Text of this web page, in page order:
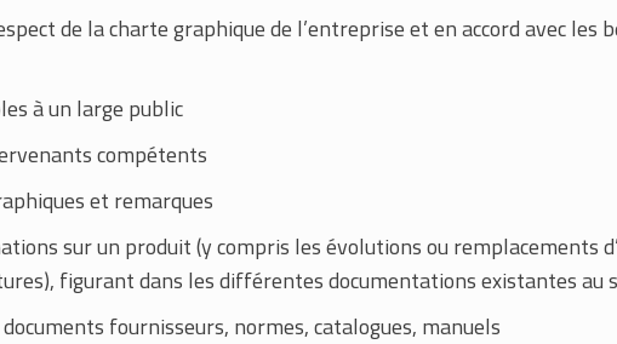
de la charte graphique de l’entreprise et en accord avec les
à un large public
compétents
et remarques
sur un produit (y compris les évolutions ou remplacements
figurant dans les différentes documentations existantes au
fournisseurs, normes, catalogues, manuels